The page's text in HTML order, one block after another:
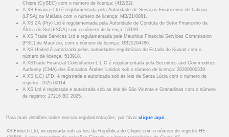
Chipre (CySEC) com o número de licença: (412/22).
A XS Finance Ltd é regulamentada pela Autoridade de Serviços Financeiros de Labuan
(LFSA) na Malásia com o número de licença: MB/21/0081.
A XS ZA (Pty) Ltd é regulamentada pela Autoridade de Conduta do Setor Financeiro da
África do Sul (FSCA) com o número de licença: 53199.
A XS Trade Services Ltd é regulamentada pela Mauritius Financial Services Commission
(FSC) de Maurício, com o número de licença: GB25204786.
A XS United é autorizada pelas autoridades regulatórias do Estado do Kuwait com o
número de licença: 513918.
A XSTrade Financial Consultation L.L.C é regulamentada pela Securities and Commodities
Authority (CMA) dos Emirados Árabes Unidos sob o número de licença: 20200000339.
A XS (LC) LTD. é registrada e autorizada sob as leis de Santa Lúcia com o número de
registro: 2025-00114.
A XS Ltd é registrada e autorizada sob as leis de São Vicente e Granadinas com o número
de registro: 27216 BC 2025.
Para mais detalhes sobre nossas regulamentações, por favor clique aqui .
XS Fintech Ltd, incorporada sob as leis da República do Chipre com o número de registro HE